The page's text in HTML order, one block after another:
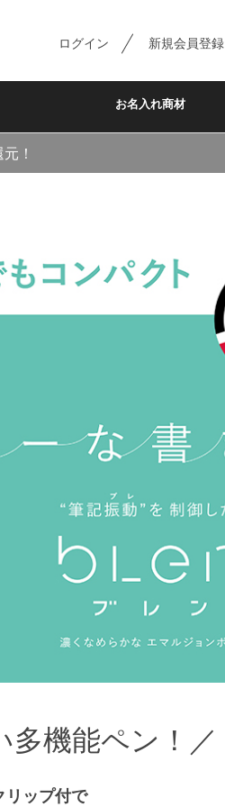
ログイン 新規会員登録
お名入れ商材
！
多機能ペン！／
リップ付で